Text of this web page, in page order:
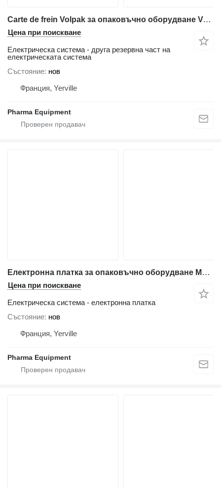
Carte de frein Volpak за опаковъчно оборудване Volpak S240 D
Цена при поискване
Електрическа система - друга резервна част на
електрическата система
Състояние нов
Франция, Yerville
Pharma Equipment
Електронна платка за опаковъчно оборудване Marchesini BA 100
Цена при поискване
Електрическа система - електронна платка
Състояние нов
Франция, Yerville
Pharma Equipment